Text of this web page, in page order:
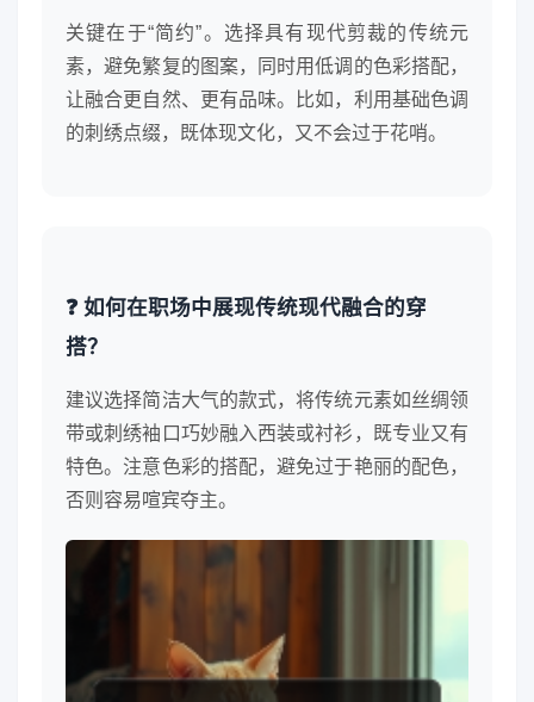
关键在于“简约”。选择具有现代剪裁的传统元
素，避免繁复的图案，同时用低调的色彩搭配，
让融合更自然、更有品味。比如，利用基础色调
的刺绣点缀，既体现文化，又不会过于花哨。
❓ 如何在职场中展现传统现代融合的穿
搭？
建议选择简洁大气的款式，将传统元素如丝绸领
带或刺绣袖口巧妙融入西装或衬衫，既专业又有
特色。注意色彩的搭配，避免过于艳丽的配色，
否则容易喧宾夺主。